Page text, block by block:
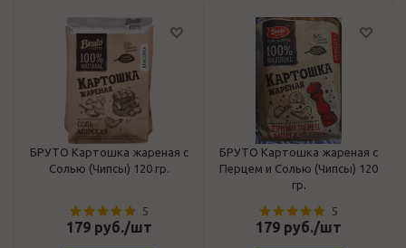
БРУТО Картошка жареная с
Солью (Чипсы) 120 гр.
5
179 руб./шт
БРУТО Картошка жареная с
Перцем и Солью (Чипсы) 120
гр.
5
179 руб./шт